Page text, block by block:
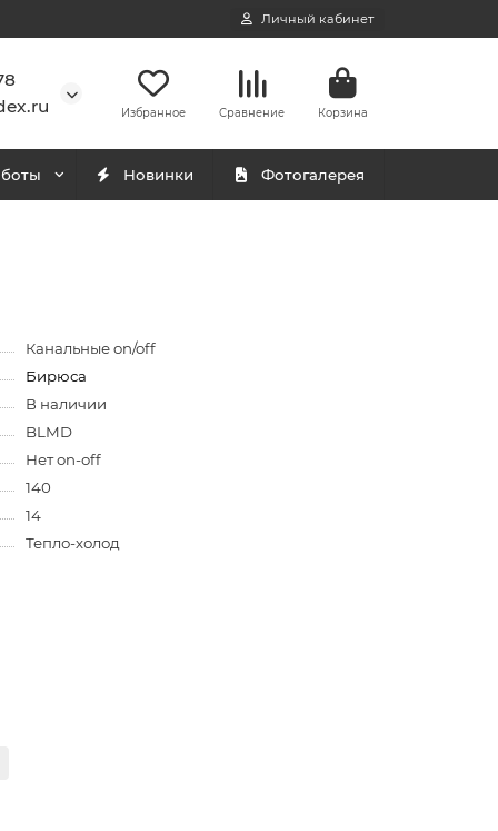
Личный кабинет
Избранное Сравнение Корзина
Новинки Фотогалерея
Канальные on/off
Бирюса
В наличии
BLMD
Нет on-off
140
14
Тепло-холод